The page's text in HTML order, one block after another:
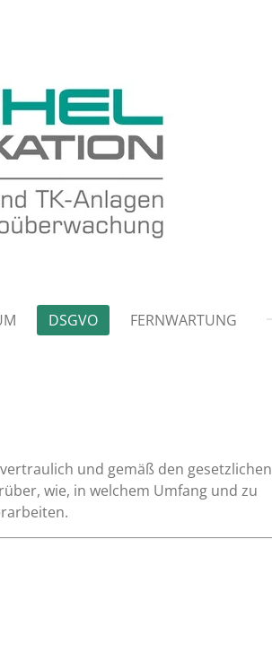
DSGVO FERNWARTUNG
und gemäß den gesetzlichen
wie, in welchem Umfang und zu